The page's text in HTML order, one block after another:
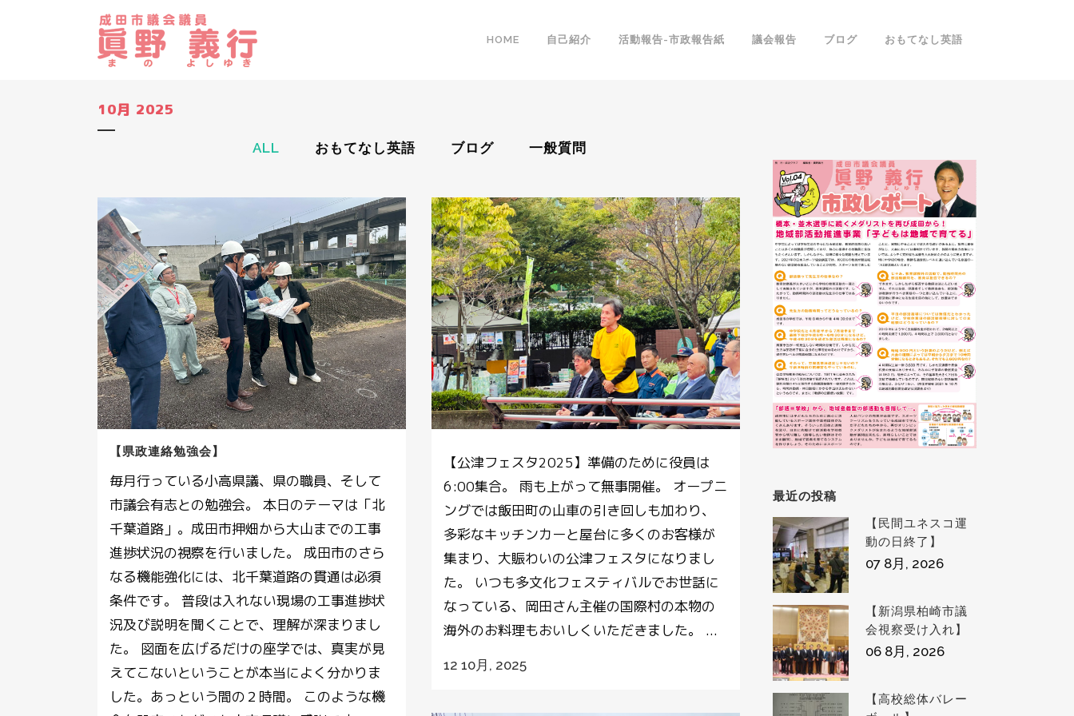
HOME 自己紹介 活動報告-市政報告紙 議会報告 ブログ おもてなし英語
10月 2025
ALL おもてなし英語 ブログ 一般質問
【県政連絡勉強会】
毎月行っている小高県議、県の職員、そして
市議会有志との勉強会。 本日のテーマは「北
千葉道路」。成田市押畑から大山までの工事
進捗状況の視察を行いました。 成田市のさら
なる機能強化には、北千葉道路の貫通は必須
条件です。 普段は入れない現場の工事進捗状
況及び説明を聞くことで、理解が深まりまし
た。 図面を広げるだけの座学では、真実が見
えてこないということが本当によく分かりま
した。あっという間の２時間。 このような機
【公津フェスタ2025】準備のために役員は
6:00集合。 雨も上がって無事開催。 オープニ
ングでは飯田町の山車の引き回しも加わり、
多彩なキッチンカーと屋台に多くのお客様が
集まり、大賑わいの公津フェスタになりまし
た。 いつも多文化フェスティバルでお世話に
なっている、岡田さん主催の国際村の本物の
海外のお料理もおいしくいただきました。 ...
12 10月, 2025
最近の投稿
【民間ユネスコ運
動の日終了】
07 8月, 2026
【新潟県柏崎市議
会視察受け入れ】
06 8月, 2026
【高校総体バレー